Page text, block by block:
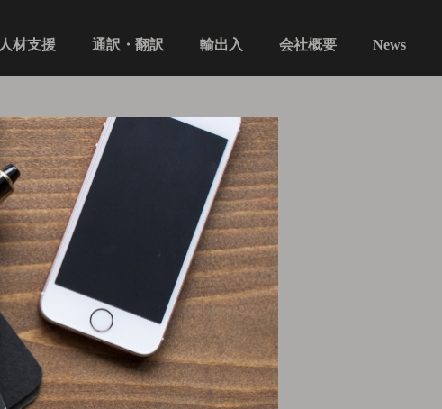
人材支援 通訳・翻訳​​​​​​​ 輸出入 会社概要 News